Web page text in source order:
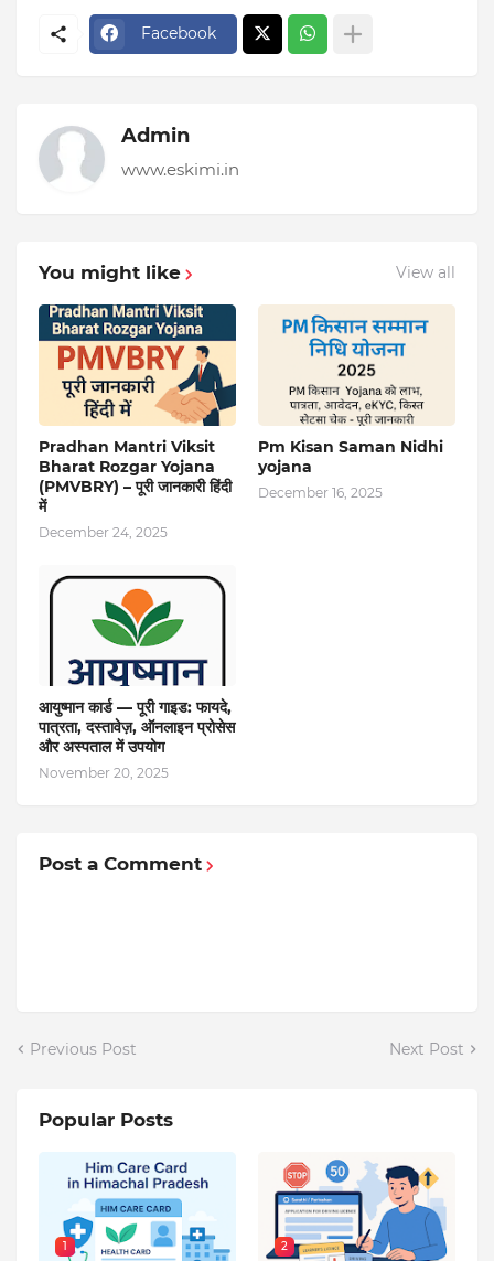
Facebook
Admin
www.eskimi.in
You might like View all
Pradhan Mantri Viksit
Bharat Rozgar Yojana
(PMVBRY) – पूरी जानकारी हिंदी
में
December 24, 2025
Pm Kisan Saman Nidhi
yojana
December 16, 2025
आयुष्मान कार्ड — पूरी गाइड: फायदे,
पात्रता, दस्तावेज़, ऑनलाइन प्रोसेस
और अस्पताल में उपयोग
November 20, 2025
Post a Comment
Previous Post Next Post
Popular Posts
1 2